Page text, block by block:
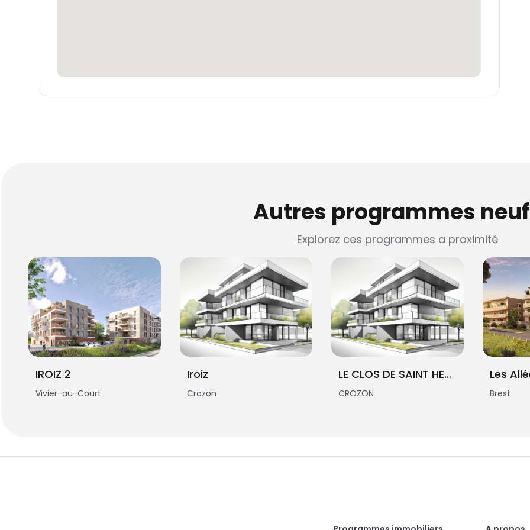
Autres programmes
Explorez ces programmes a proximité
IROIZ 2
Vivier-au-Court
Iroiz
Crozon
LE CLOS DE SAINT HERNOT
CROZON
Les
Brest